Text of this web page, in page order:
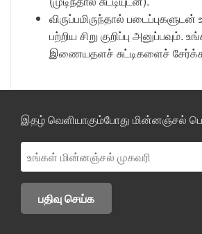
விருப்பமிருந்தால்
பற்றிய சிறு குறிப்பு அனுப்பவும்.
இணையதளச் சுட்டிகளைச்
இதழ் வெளியாகும்போது மின்னஞ்சல்